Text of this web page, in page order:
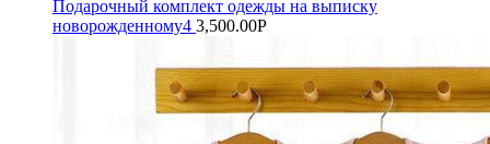
Подарочный комплект одежды на выписку
новорожденному4 3,500.00Р